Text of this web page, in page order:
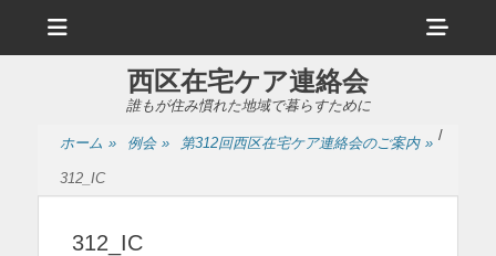
ュ
ヘ
ッ
イ
西区在宅ケア連絡会
誰もが住み慣れた地域で暮らすために
ホーム » 例会 » /
第312回西区在宅ケア連絡会のご案内 »
312_IC
312_IC